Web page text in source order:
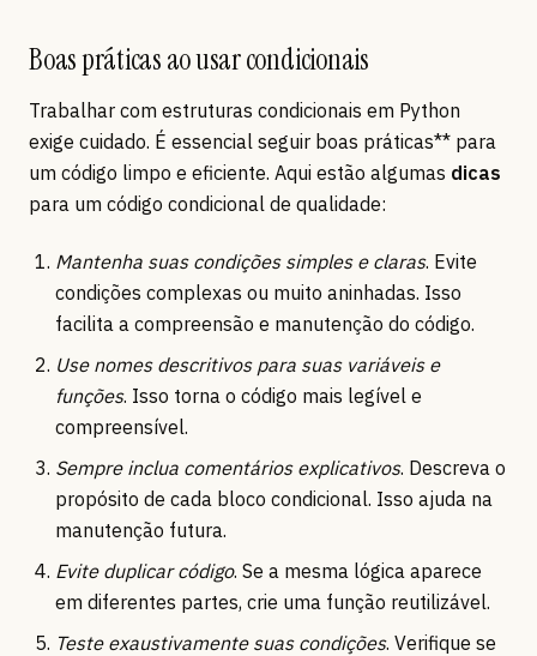
Boas práticas ao usar condicionais
Trabalhar com estruturas condicionais em Python
exige cuidado. É essencial seguir boas práticas** para
um código limpo e eficiente. Aqui estão algumas dicas
para um código condicional de qualidade:
Mantenha suas condições simples e claras. Evite
condições complexas ou muito aninhadas. Isso
facilita a compreensão e manutenção do código.
Use nomes descritivos para suas variáveis e
funções. Isso torna o código mais legível e
compreensível.
Sempre inclua comentários explicativos. Descreva o
propósito de cada bloco condicional. Isso ajuda na
manutenção futura.
Evite duplicar código. Se a mesma lógica aparece
em diferentes partes, crie uma função reutilizável.
Teste exaustivamente suas condições. Verifique se